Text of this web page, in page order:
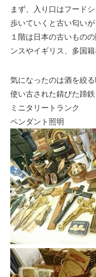
まず、入り口はフード
歩いていくと古い匂いが
１階は日本の古いもの
ンスやイギリス、多国
気になったのは酒を絞る
使い古された錆びた蹄鉄
ミニタリートランク
ペンダント照明